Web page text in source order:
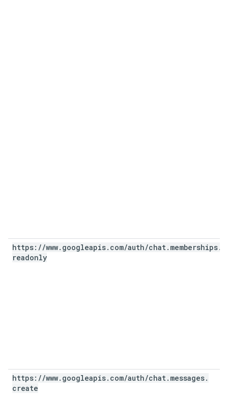
https: //www. googleapis. com/auth/chat. memberships.
readonly
https: //www. googleapis. com/auth/chat. messages.
create